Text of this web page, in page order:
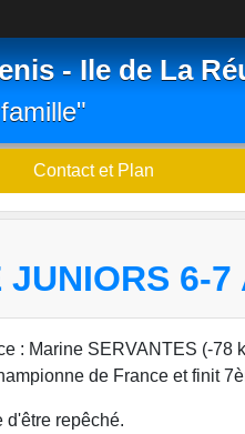
- Ile de La
Contact et Plan
6-7
: Marine SERVANTES (-78
de France et finit
d'être repêché.